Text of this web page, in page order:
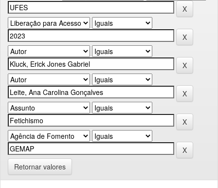
Retornar valores